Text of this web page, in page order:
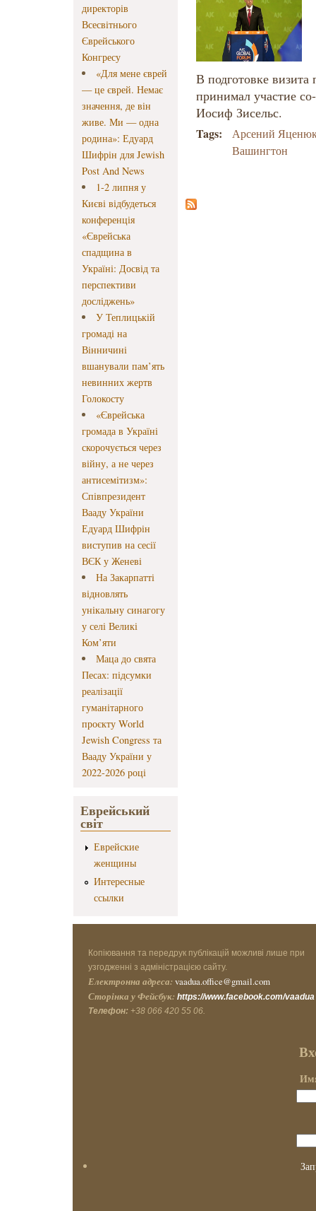
директорів
Всесвітнього
Єврейського
Конгресу
«Для мене єврей
— це єврей. Немає
значення, де він
живе. Ми — одна
родина»: Едуард
Шифрін для Jewish
Post And News
1-2 липня у
Києві відбудеться
конференція
«Єврейська
спадщина в
Україні: Досвід та
перспективи
досліджень»
У Теплицькій
громаді на
Вінничині
вшанували пам’ять
невинних жертв
Голокосту
«Єврейська
громада в Україні
скорочується через
війну, а не через
антисемітизм»:
Співпрезидент
Вааду України
Едуард Шифрін
виступив на сесії
ВЄК у Женеві
На Закарпатті
відновлять
унікальну синагогу
у селі Великі
Ком’яти
Маца до свята
Песах: підсумки
реалізації
гуманітарного
проєкту World
Jewish Congress та
Вааду України у
2022-2026 році
Еврейський
світ
Еврейские
женщины
Интересные
ссылки
В подготовке
принимал участие
Иосиф Зисельс.
Tags:
Арсений
Вашингтон
Копіювання та передрук публікацій можливі лише при
узгодженні з адміністрацією сайту.
Електронна адреса: vaadua.office@gmail.com
Сторінка у Фейсбук: https://www.facebook.com/vaadua
Телефон: +38 066 420 55 06.